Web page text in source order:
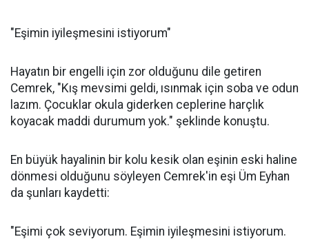
"Eşimin iyileşmesini istiyorum"
Hayatın bir engelli için zor olduğunu dile getiren
Cemrek, "Kış mevsimi geldi, ısınmak için soba ve odun
lazım. Çocuklar okula giderken ceplerine harçlık
koyacak maddi durumum yok." şeklinde konuştu.
En büyük hayalinin bir kolu kesik olan eşinin eski haline
dönmesi olduğunu söyleyen Cemrek'in eşi Üm Eyhan
da şunları kaydetti:
"Eşimi çok seviyorum. Eşimin iyileşmesini istiyorum.